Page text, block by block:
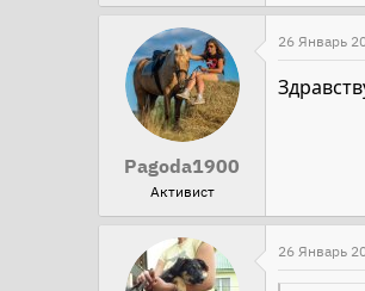
Pagoda1900
Активист
26 Январь
26 Январь